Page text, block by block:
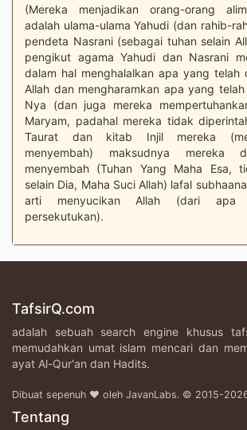
(Mereka menjadikan orang-orang
adalah ulama-ulama Yahudi (dan rahib-
pendeta Nasrani (sebagai tuhan selain
pengikut agama Yahudi dan Nasrani
dalam hal menghalalkan apa yang telah
Allah dan mengharamkan apa yang
Nya (dan juga mereka
Maryam, padahal mereka tidak
Taurat dan kitab Injil mereka
menyembah) maksudnya mereka
menyembah (Tuhan Yang Maha Esa,
selain Dia, Maha Suci Allah) lafal
arti menyucikan Allah (dari apa
persekutukan).
TafsirQ.com
adalah sebuah search engine khusus
memudahkan umat islam mencari dan
ayat Al-Qur'an dan Hadits.
Dibuat sepenuh ♥ oleh JavanLabs. © 2015-
Tentang